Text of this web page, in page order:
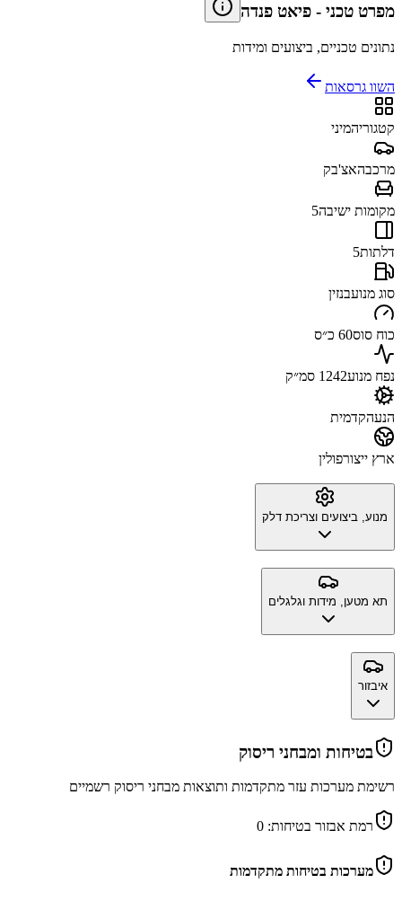
מפרט טכני - פיאט פנדה
נתונים טכניים, ביצועים ומידות
השוו גרסאות
קטגוריהמיני
מרכבהאצ'בק
מקומות ישיבה5
דלתות5
סוג מנועבנזין
כוח סוס60 כ״ס
נפח מנוע1242 סמ״ק
הנעהקדמית
ארץ ייצורפולין
מנוע, ביצועים וצריכת דלק
תא מטען, מידות וגלגלים
איבזור
בטיחות ומבחני ריסוק
רשימת מערכות עזר מתקדמות ותוצאות מבחני ריסוק רשמיים
רמת אבזור בטיחות: 0
מערכות בטיחות מתקדמות